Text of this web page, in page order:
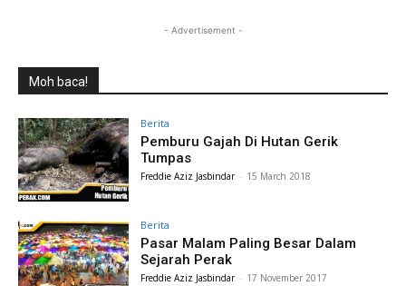
- Advertisement -
Moh baca!
Berita
Pemburu Gajah Di Hutan Gerik
Tumpas
Freddie Aziz Jasbindar - 15 March 2018
Berita
Pasar Malam Paling Besar Dalam
Sejarah Perak
Freddie Aziz Jasbindar - 17 November 2017